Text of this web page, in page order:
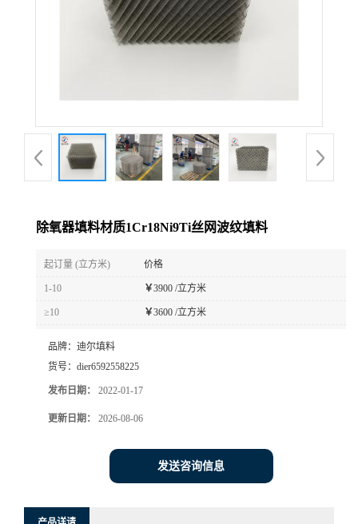
除氧器填料材质1Cr18Ni9Ti丝网波纹填料
起订量 (立方米) 价格
1-10 ￥3900 /立方米
≥10 ￥3600 /立方米
品牌： 迪尔填料
货号： dier6592558225
发布日期： 2022-01-17
更新日期： 2026-08-06
发送咨询信息